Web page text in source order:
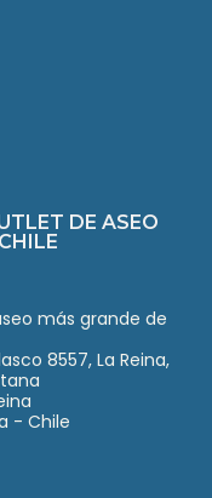
DE ASEO
más grande de
8557, La Reina,
- Chile